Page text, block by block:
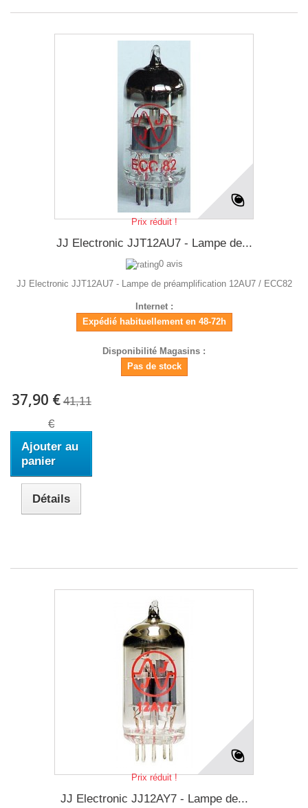
Prix réduit !
JJ Electronic JJT12AU7 - Lampe de...
0 avis
JJ Electronic JJT12AU7 - Lampe de préamplification 12AU7 / ECC82
Internet :
Expédié habituellement en 48-72h
Disponibilité Magasins :
Pas de stock
37,90 € 41,11
€
Ajouter au
panier
Détails
Prix réduit !
JJ Electronic JJ12AY7 - Lampe de...